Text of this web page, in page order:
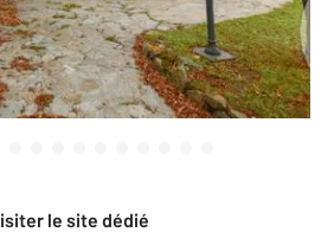
Visiter le site dédié